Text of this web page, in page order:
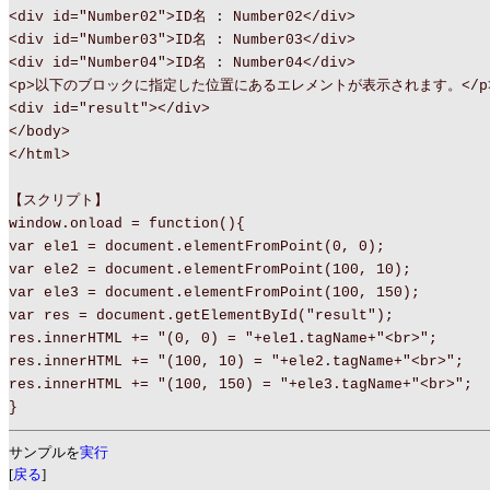
<div id="Number02">ID名 : Number02</div>
<div id="Number03">ID名 : Number03</div>
<div id="Number04">ID名 : Number04</div>
<p>以下のブロックに指定した位置にあるエレメントが表示されます。</
<div id="result"></div>
</body>
</html>
【スクリプト】
window.onload = function(){
var ele1 = document.elementFromPoint(0, 0);
var ele2 = document.elementFromPoint(100, 10);
var ele3 = document.elementFromPoint(100, 150);
var res = document.getElementById("result");
res.innerHTML += "(0, 0) = "+ele1.tagName+"<br>";
res.innerHTML += "(100, 10) = "+ele2.tagName+"<br>";
res.innerHTML += "(100, 150) = "+ele3.tagName+"<br>";
}
サンプルを実行
[戻る]